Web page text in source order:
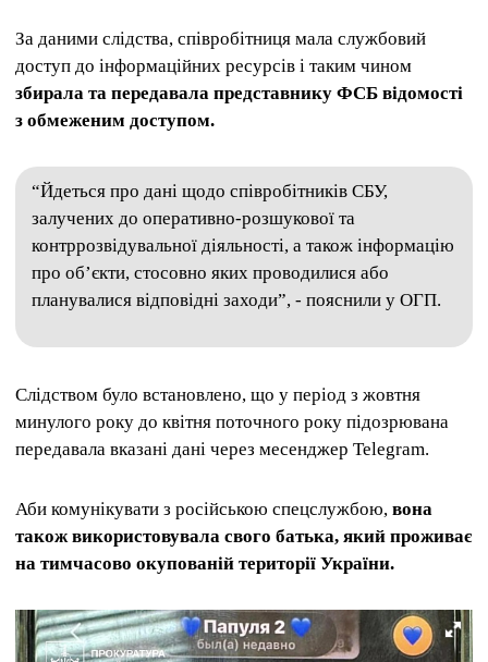
За даними слідства, співробітниця мала службовий
доступ до інформаційних ресурсів і таким чином
збирала та передавала представнику ФСБ відомості
з обмеженим доступом.
“Йдеться про дані щодо співробітників СБУ,
залучених до оперативно-розшукової та
контррозвідувальної діяльності, а також інформацію
про об’єкти, стосовно яких проводилися або
планувалися відповідні заходи”, - пояснили у ОГП.
Слідством було встановлено, що у період з жовтня
минулого року до квітня поточного року підозрювана
передавала вказані дані через месенджер Telegram.
Аби комунікувати з російською спецслужбою, вона
також використовувала свого батька, який проживає
на тимчасово окупованій території України.